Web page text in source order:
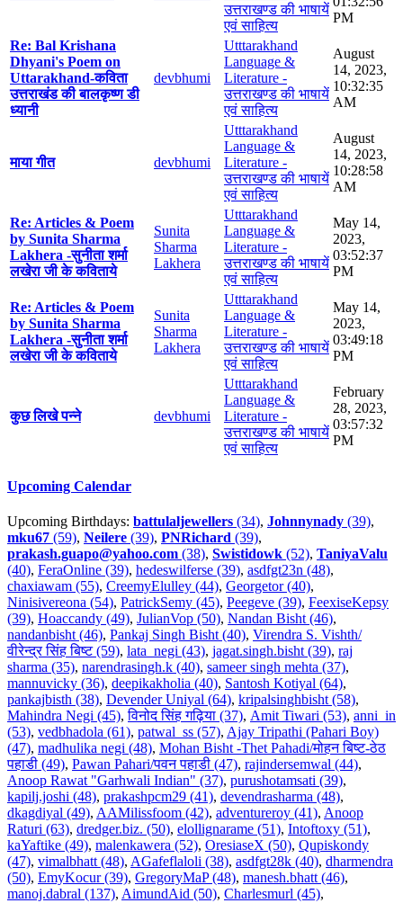
उत्तराखण्ड की भाषायें
एवं साहित्य
PM
Re: Bal Krishana
Dhyani's Poem on
Uttarakhand-कविता
उत्तराखंड की बालकृष्ण डी
ध्यानी
devbhumi
Utttarakhand
Language &
Literature -
उत्तराखण्ड की भाषायें
एवं साहित्य
August
14, 2023,
10:32:35
AM
माया गीत devbhumi
Utttarakhand
Language &
Literature -
उत्तराखण्ड की भाषायें
एवं साहित्य
August
14, 2023,
10:28:58
AM
Re: Articles & Poem
by Sunita Sharma
Lakhera -सुनीता शर्मा
लखेरा जी के कविताये
Sunita
Sharma
Lakhera
Utttarakhand
Language &
Literature -
उत्तराखण्ड की भाषायें
एवं साहित्य
May 14,
2023,
03:52:37
PM
Re: Articles & Poem
by Sunita Sharma
Lakhera -सुनीता शर्मा
लखेरा जी के कविताये
Sunita
Sharma
Lakhera
Utttarakhand
Language &
Literature -
उत्तराखण्ड की भाषायें
एवं साहित्य
May 14,
2023,
03:49:18
PM
कुछ लिखे पन्ने devbhumi
Utttarakhand
Language &
Literature -
उत्तराखण्ड की भाषायें
एवं साहित्य
February
28, 2023,
03:57:32
PM
Upcoming Calendar
Upcoming Birthdays: battulaljewellers (34), Johnnynady (39),
mku67 (59), Neilere (39), PNRichard (39),
prakash.guapo@yahoo.com (38), Swistidowk (52), TaniyaValu
(40), FeraOnline (39), hedeswilferse (39), asdfgt23n (48),
chaxiawam (55), CreemyElulley (44), Georgetor (40),
Ninisivereona (54), PatrickSemy (45), Peegeve (39), FeexiseKepsy
(39), Hoaccandy (49), JulianVop (50), Nandan Bisht (46),
nandanbisht (46), Pankaj Singh Bisht (40), Virendra S. Vishth/
वीरेन्द्र सिंह बिष्ट (59), lata_negi (43), jagat.singh.bisht (39), raj
sharma (35), narendrasingh.k (40), sameer singh mehta (37),
mannuvicky (36), deepikakholia (40), Santosh Kotiyal (64),
pankajbisth (38), Devender Uniyal (64), kripalsinghbisht (58),
Mahindra Negi (45),विनोद सिंह गढ़िया (37), Amit Tiwari (53), anni_in
(53), vedbhadola (61), patwal_ss (57), Ajay Tripathi (Pahari Boy)
(47), madhulika negi (48), Mohan Bisht -Thet Pahadi/मोहन बिष्ट-ठेठ
पहाडी (49), Pawan Pahari/पवन पहाडी (47), rajindersemwal (44),
Anoop Rawat "Garhwali Indian" (37), purushotamsati (39),
kapilj.joshi (48), prakashpcm29 (41), devendrasharma (48),
dkagdiyal (49), AAMilissfoom (42), adventureroy (41), Anoop
Raturi (63), dredger.biz. (50), elollignarame (51), Intoftoxy (51),
kaYaftike (49), malenkawera (52), OresiaseX (50), Qupiskondy
(47), vimalbhatt (48), AGafeflaloli (38), asdfgt28k (40), dharmendra
(50), EmyKocur (39), GregoryMaP (48), manesh.bhatt (46),
manoj.dabral (137), AimundAid (50), Charlesmurl (45),